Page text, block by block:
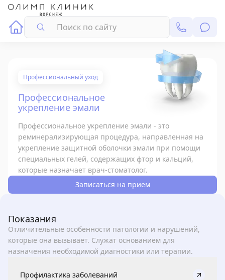
Поиск
Профессиональный уход
Профессиональное
укрепление эмали
Профессиональное укрепление эмали - это
реминерализирующая процедура, направленная на
укрепление защитной оболочки эмали при помощи
специальных гелей, содержащих фтор и кальций,
которые назначает врач-стоматолог.
Записаться на прием
Показания
Отличительные особенности патологии и нарушений,
которые она вызывает. Служат основанием для
назначения необходимой диагностики или терапии.
Профилактика заболеваний